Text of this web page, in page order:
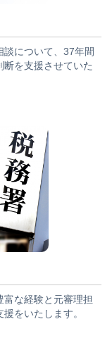
について、37年間
を支援させていた
な経験と元審理担
をいたします。